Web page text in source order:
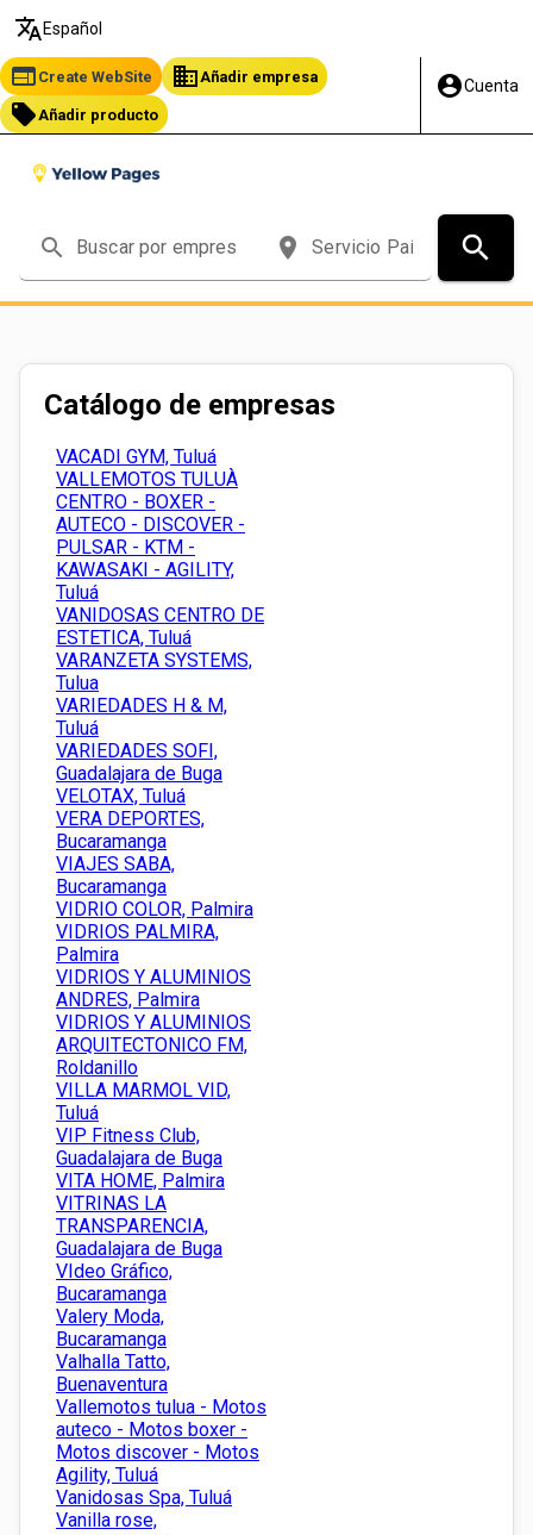
translate Español
web Create WebSite business Añadir empresa
local_offer Añadir producto
account_circleCuenta
search place search
Catálogo de empresas
VACADI GYM, Tuluá
VALLEMOTOS TULUÀ
CENTRO - BOXER -
AUTECO - DISCOVER -
PULSAR - KTM -
KAWASAKI - AGILITY,
Tuluá
VANIDOSAS CENTRO DE
ESTETICA, Tuluá
VARANZETA SYSTEMS,
Tulua
VARIEDADES H & M,
Tuluá
VARIEDADES SOFI,
Guadalajara de Buga
VELOTAX, Tuluá
VERA DEPORTES,
Bucaramanga
VIAJES SABA,
Bucaramanga
VIDRIO COLOR, Palmira
VIDRIOS PALMIRA,
Palmira
VIDRIOS Y ALUMINIOS
ANDRES, Palmira
VIDRIOS Y ALUMINIOS
ARQUITECTONICO FM,
Roldanillo
VILLA MARMOL VID,
Tuluá
VIP Fitness Club,
Guadalajara de Buga
VITA HOME, Palmira
VITRINAS LA
TRANSPARENCIA,
Guadalajara de Buga
VIdeo Gráfico,
Bucaramanga
Valery Moda,
Bucaramanga
Valhalla Tatto,
Buenaventura
Vallemotos tulua - Motos
auteco - Motos boxer -
Motos discover - Motos
Agility, Tuluá
Vanidosas Spa, Tuluá
Vanilla rose,